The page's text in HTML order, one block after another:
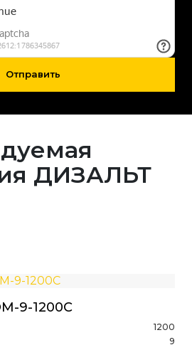
Отправить
ДИЗАЛЬТ
9-1200С
1200
9